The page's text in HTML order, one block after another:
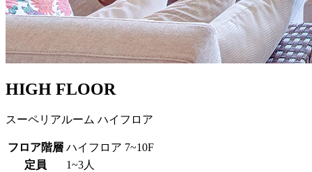
HIGH FLOOR
スーペリアルーム ハイフロア
フロア階層 ハイフロア 7~10F
定員
1~3人